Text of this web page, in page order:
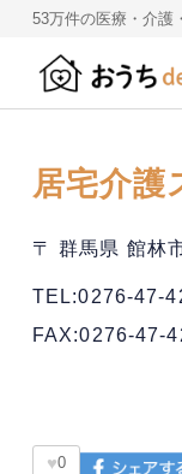
53万件の医療・介護
居宅介
〒 群馬県 館林
TEL:0276-47-
FAX:0276-47-
♥0